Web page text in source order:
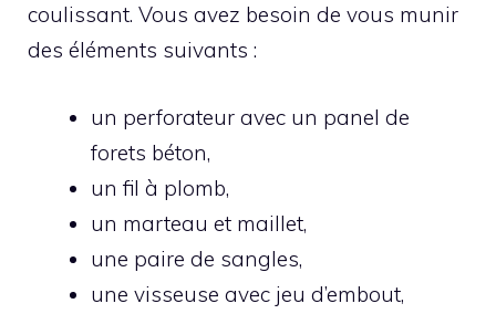
coulissant. Vous avez besoin de vous munir
des éléments suivants :
un perforateur avec un panel de
forets béton,
un fil à plomb,
un marteau et maillet,
une paire de sangles,
une visseuse avec jeu d’embout,